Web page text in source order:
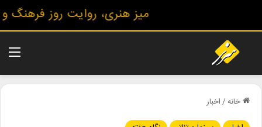
میز هنری، روایت روز فرهنگ و
خانه/اخبار